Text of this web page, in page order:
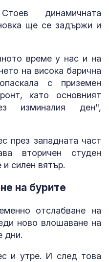
динамичната
ще се задържи и
време у нас и на
на висока барична
с приземен
като основният
изминалия ден",
през западната част
вторичен студен
силен вятър.
на бурите
отслабване на
ново влошаване на
дни.
и утре. И след това